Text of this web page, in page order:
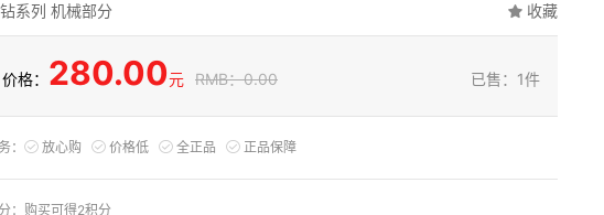
系列 机械部分 收藏
价格： 280.00元 RMB：0.00 已售：1件
： 放心购 价格低 全正品 正品保障
： 购买可得2积分